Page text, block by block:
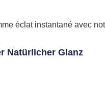
Natürlicher Glanz